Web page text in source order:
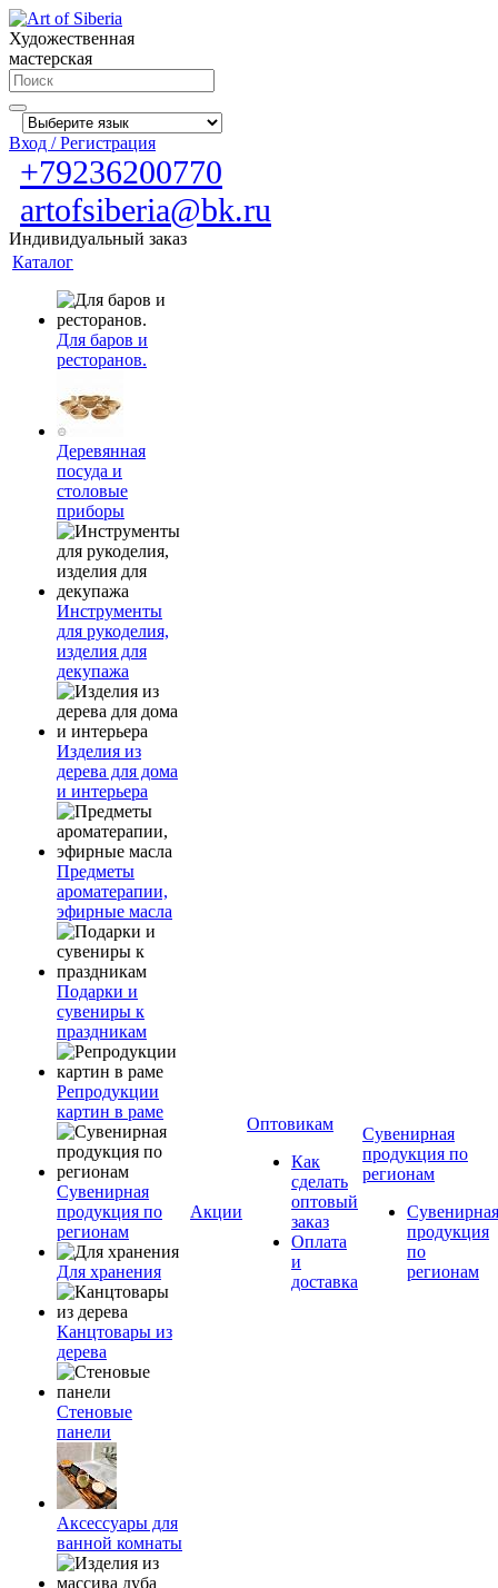
Художественная
мастерская
Вход / Регистрация
+79236200770
artofsiberia@bk.ru
Индивидуальный заказ
Каталог
Для баров и
ресторанов.
Деревянная
посуда и
столовые
приборы
Инструменты
для рукоделия,
изделия для
декупажа
Изделия из
дерева для дома
и интерьера
Предметы
ароматерапии,
эфирные масла
Подарки и
сувениры к
праздникам
Репродукции
картин в раме
Сувенирная
продукция по
регионам
Для хранения
Канцтовары из
дерева
Стеновые
панели
Аксессуары для
ванной комнаты
Акции
Оптовикам
Как
сделать
оптовый
заказ
Оплата
и
доставка
Сувенирная
продукция по
регионам
Сувенирная
продукция
по
регионам